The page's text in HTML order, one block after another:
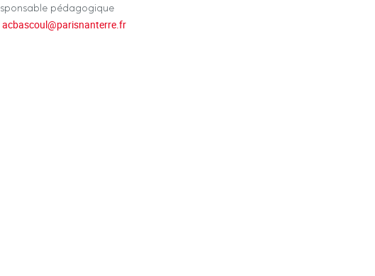
pédagogique
acbascoul@parisnanterre.fr